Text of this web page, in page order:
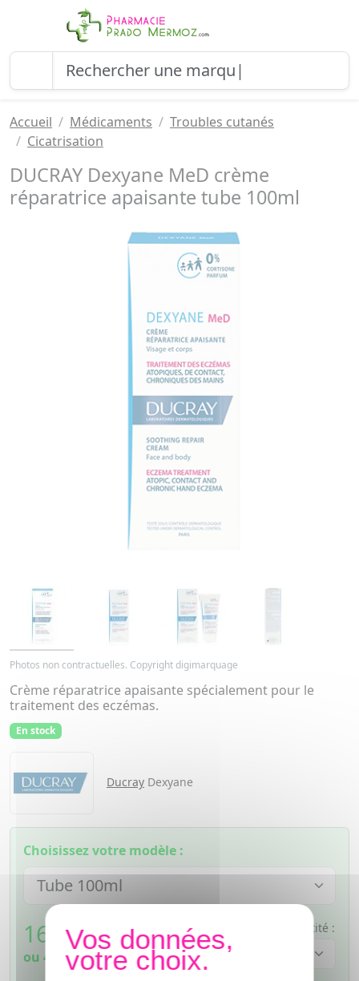
Accueil Médicaments
Troubles cutanés
Cicatrisation
DUCRAY Dexyane MeD crème
réparatrice apaisante tube 100ml
Photos non contractuelles. Copyright digimarquage
Crème réparatrice apaisante spécialement pour le
traitement des eczémas.
En stock
Ducray Dexyane
Choisissez votre modèle :
16,58€ TTC
ou 4,15€si 4 fois sans frais
Quantité :